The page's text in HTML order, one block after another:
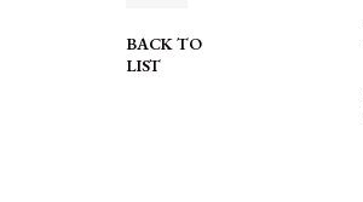
BACK TO
LIST